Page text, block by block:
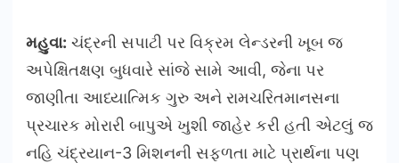
મહુવા: ચંદ્રની સપાટી પર વિક્રમ લેન્ડરની ખૂબ જ
અપેક્ષિતક્ષણ બુધવારે સાંજે સામે આવી, જેના પર
જાણીતા આધ્યાત્મિક ગુરુ અને રામચરિતમાનસના
પ્રચારક મોરારી બાપુએ ખુશી જાહેર કરી હતી એટલું જ
નહિ ચંદ્રયાન-3 મિશનની સફળતા માટે પ્રાર્થના પણ